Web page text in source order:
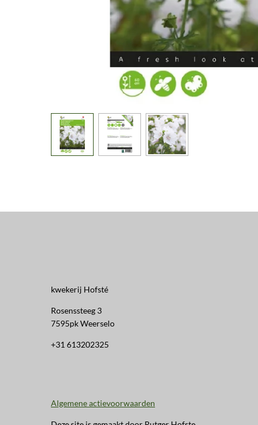
kwekerij Hofsté
Rosenssteeg 3
7595pk Weerselo
+31 613202325
Algemene actievoorwaarden